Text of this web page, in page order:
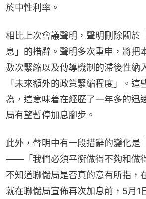
於中性利率。
相比上次會議聲明，聲明刪除關於
息」的措辭。聲明多次重申，將把
數次緊縮以及傳導機制的滯後性納
「未來額外的政策緊縮程度」。這
為，這意味着在經歷了一年多的迅
局有望暫停加息腳步。
此外，聲明中有一段措辭的變化是
——「我們必須平衡做得不夠和做
不知道聯儲局是否真的意有所指，
就在聯儲局宣佈再次加息前，5月1